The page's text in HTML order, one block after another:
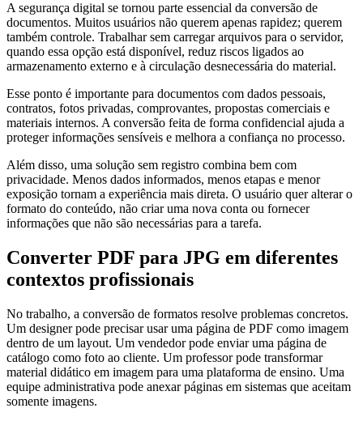
A segurança digital se tornou parte essencial da conversão de
documentos. Muitos usuários não querem apenas rapidez; querem
também controle. Trabalhar sem carregar arquivos para o servidor,
quando essa opção está disponível, reduz riscos ligados ao
armazenamento externo e à circulação desnecessária do material.
Esse ponto é importante para documentos com dados pessoais,
contratos, fotos privadas, comprovantes, propostas comerciais e
materiais internos. A conversão feita de forma confidencial ajuda a
proteger informações sensíveis e melhora a confiança no processo.
Além disso, uma solução sem registro combina bem com
privacidade. Menos dados informados, menos etapas e menor
exposição tornam a experiência mais direta. O usuário quer alterar o
formato do conteúdo, não criar uma nova conta ou fornecer
informações que não são necessárias para a tarefa.
Converter PDF para JPG em diferentes
contextos profissionais
No trabalho, a conversão de formatos resolve problemas concretos.
Um designer pode precisar usar uma página de PDF como imagem
dentro de um layout. Um vendedor pode enviar uma página de
catálogo como foto ao cliente. Um professor pode transformar
material didático em imagem para uma plataforma de ensino. Uma
equipe administrativa pode anexar páginas em sistemas que aceitam
somente imagens.